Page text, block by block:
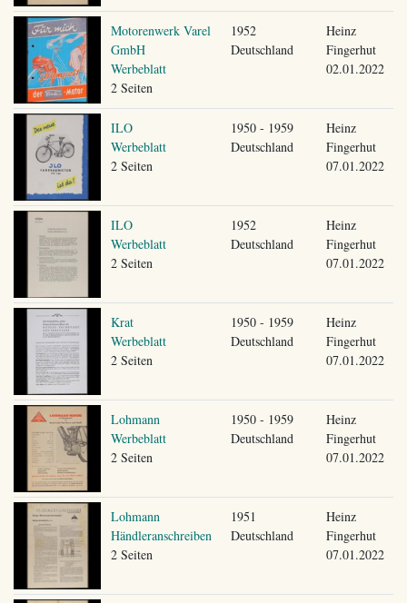
Motorenwerk Varel
GmbH
Werbeblatt
2 Seiten
1952
Deutschland
Heinz
Fingerhut
02.01.2022
ILO
Werbeblatt
2 Seiten
1950 - 1959
Deutschland
Heinz
Fingerhut
07.01.2022
ILO
Werbeblatt
2 Seiten
1952
Deutschland
Heinz
Fingerhut
07.01.2022
Krat
Werbeblatt
2 Seiten
1950 - 1959
Deutschland
Heinz
Fingerhut
07.01.2022
Lohmann
Werbeblatt
2 Seiten
1950 - 1959
Deutschland
Heinz
Fingerhut
07.01.2022
Lohmann
Händleranschreiben
2 Seiten
1951
Deutschland
Heinz
Fingerhut
07.01.2022